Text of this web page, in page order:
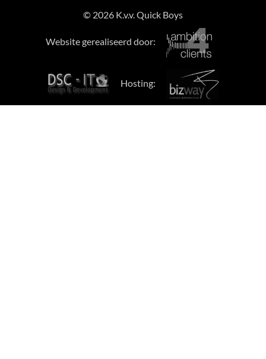
© 2026 K.v.v. Quick Boys
Website gerealiseerd door:
Hosting: